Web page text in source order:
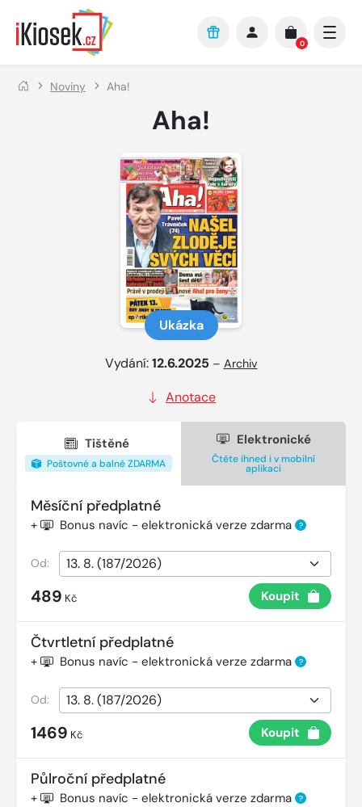
Přejít na hlavní obsah
0
Noviny Aha!
Aha!
Ukázka
Vydání:12.6.2025 – Archiv
Anotace
Tištěné
Poštovné a balné ZDARMA
Elektronické
Čtěte ihned i v mobilní
aplikaci
Měsíční předplatné
+ Bonus navíc - elektronická verze zdarma ?
Od:
489 Kč Koupit
Čtvrtletní předplatné
+ Bonus navíc - elektronická verze zdarma ?
Od:
1469 Kč Koupit
Půlroční předplatné
+ Bonus navíc - elektronická verze zdarma ?